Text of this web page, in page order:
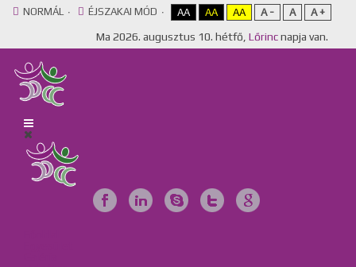
NORMÁL ÉJSZAKAI MÓD AA AA AA A - A A +
Ma 2026. augusztus 10. hétfő, Lőrincnapja van.